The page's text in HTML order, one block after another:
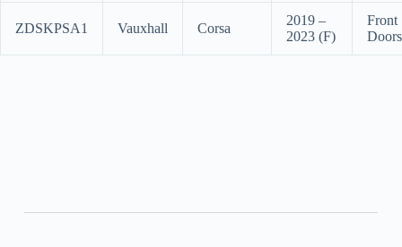
ZDSKPSA1 Vauxhall Corsa
2019 –
2023 (F)
Front
Doors